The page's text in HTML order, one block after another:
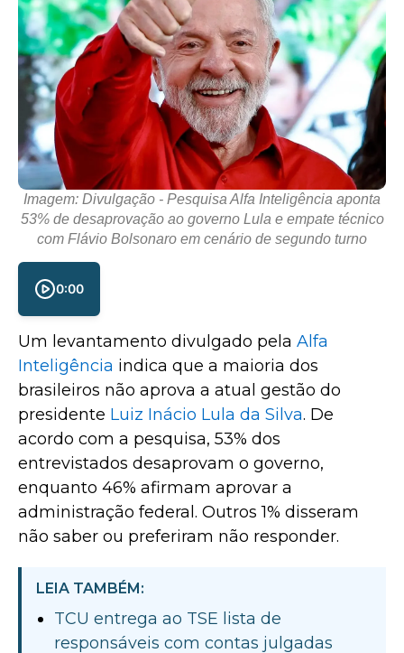
Imagem: Divulgação - Pesquisa Alfa Inteligência aponta
53% de desaprovação ao governo Lula e empate técnico
com Flávio Bolsonaro em cenário de segundo turno
0:00
Um levantamento divulgado pela Alfa
Inteligência indica que a maioria dos
brasileiros não aprova a atual gestão do
presidente Luiz Inácio Lula da Silva. De
acordo com a pesquisa, 53% dos
entrevistados desaprovam o governo,
enquanto 46% afirmam aprovar a
administração federal. Outros 1% disseram
não saber ou preferiram não responder.
LEIA TAMBÉM:
TCU entrega ao TSE lista de
responsáveis com contas julgadas